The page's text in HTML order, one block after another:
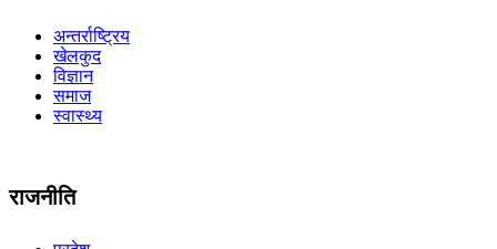
अन्तर्राष्ट्रिय
खेलकुद
विज्ञान
समाज
स्वास्थ्य
राजनीति